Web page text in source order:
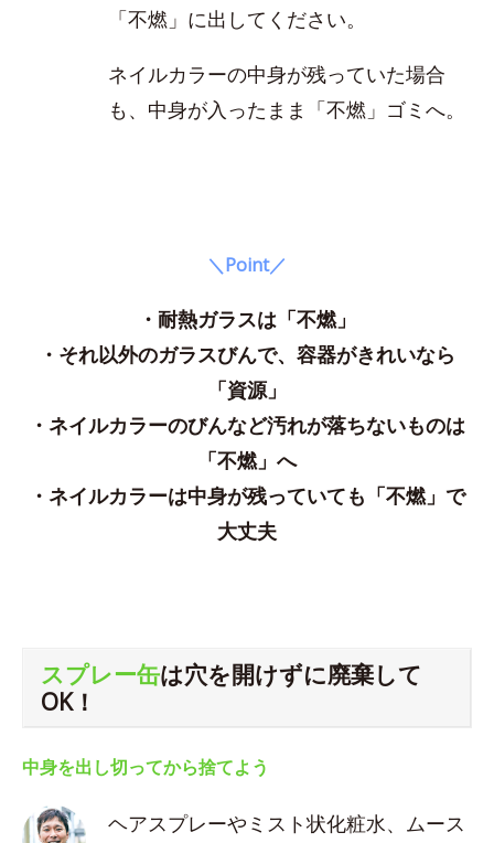
「不燃」に出してください。
ネイルカラーの中身が残っていた場合
も、中身が入ったまま「不燃」ゴミへ。
＼Point／
・耐熱ガラスは「不燃」
・それ以外のガラスびんで、容器がきれいなら
「資源」
・ネイルカラーのびんなど汚れが落ちないものは
「不燃」へ
・ネイルカラーは中身が残っていても「不燃」で
大丈夫
スプレー缶は穴を開けずに廃棄して
OK！
中身を出し切ってから捨てよう
ヘアスプレーやミスト状化粧水、ムース